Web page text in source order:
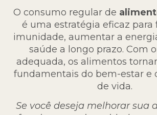
O consumo regular de
é uma estratégia eficaz para
imunidade, aumentar a
saúde a longo prazo. Com
adequada, os alimentos
fundamentais do bem-estar e
de vida.
Se você deseja melhorar sua